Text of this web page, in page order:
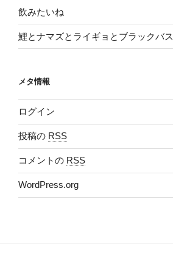
飲みたいね
鯉とナマズとライギョとブラックバス
メタ情報
ログイン
投稿の RSS
コメントの RSS
WordPress.org